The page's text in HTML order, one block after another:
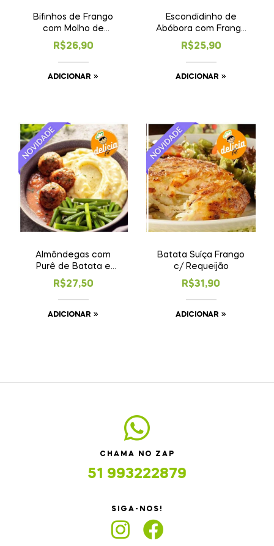
Bifinhos de Frango
com Molho de
Espinafre, Arroz e
Cenoura Refogada
R$26,90
ADICIONAR
Escondidinho de
Abóbora com Frango
Desfiado
R$25,90
ADICIONAR
Almôndegas com
Purê de Batata e
Vagem no Vapor
R$27,50
ADICIONAR
Batata Suíça Frango
c/ Requeijão
R$31,90
ADICIONAR
CHAMA NO ZAP
51 993222879
SIGA-NOS!